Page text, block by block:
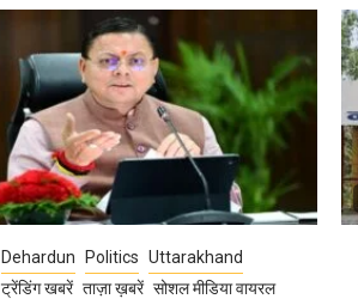
Dehardun Politics Uttarakhand
ट्रेंडिंग खबरें ताज़ा ख़बरें सोशल मीडिया वायरल